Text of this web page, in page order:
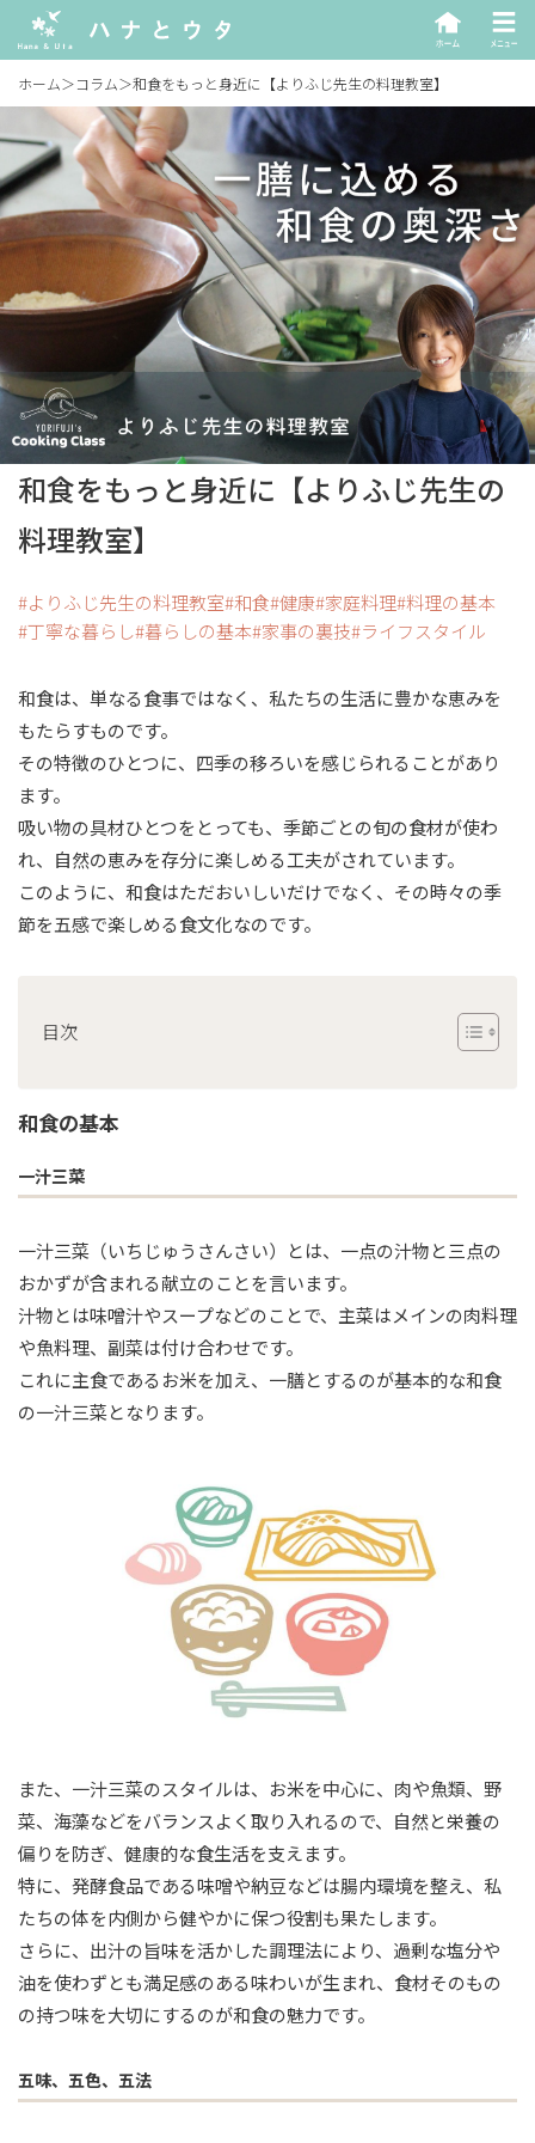
ホーム＞コラム＞和食をもっと身近に【よりふじ先生の料理教室】
和食をもっと身近に【よりふじ先生の
料理教室】
よりふじ先生の料理教室 和食 健康 家庭料理 料理の基本
丁寧な暮らし 暮らしの基本 家事の裏技 ライフスタイル
和食は、単なる食事ではなく、私たちの生活に豊かな恵みを
もたらすものです。
その特徴のひとつに、四季の移ろいを感じられることがあり
ます。
吸い物の具材ひとつをとっても、季節ごとの旬の食材が使わ
れ、自然の恵みを存分に楽しめる工夫がされています。
このように、和食はただおいしいだけでなく、その時々の季
節を五感で楽しめる食文化なのです。
目次
和食の基本
一汁三菜
一汁三菜（いちじゅうさんさい）とは、一点の汁物と三点の
おかずが含まれる献立のことを言います。
汁物とは味噌汁やスープなどのことで、主菜はメインの肉料理
や魚料理、副菜は付け合わせです。
これに主食であるお米を加え、一膳とするのが基本的な和食
の一汁三菜となります。
また、一汁三菜のスタイルは、お米を中心に、肉や魚類、野
菜、海藻などをバランスよく取り入れるので、自然と栄養の
偏りを防ぎ、健康的な食生活を支えます。
特に、発酵食品である味噌や納豆などは腸内環境を整え、私
たちの体を内側から健やかに保つ役割も果たします。
さらに、出汁の旨味を活かした調理法により、過剰な塩分や
油を使わずとも満足感のある味わいが生まれ、食材そのもの
の持つ味を大切にするのが和食の魅力です。
五味、五色、五法